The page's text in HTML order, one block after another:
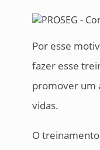
Por esse
fazer esse
promover um
vidas.
O